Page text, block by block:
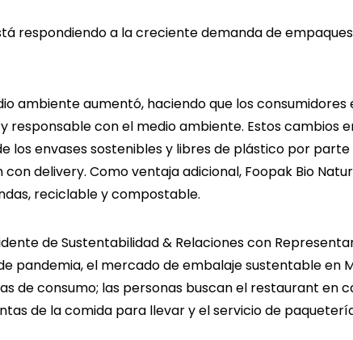
respondiendo a la creciente demanda de
ambiente aumentó, haciendo que los
responsable con el medio ambiente. Estos cambios
envases sostenibles y libres de plástico por
delivery. Como ventaja adicional, Foopak Bio
reciclable y compostable.
de Sustentabilidad & Relaciones con
pandemia, el mercado de embalaje sustentable en
de consumo; las personas buscan el restaurant en
de la comida para llevar y el servicio de